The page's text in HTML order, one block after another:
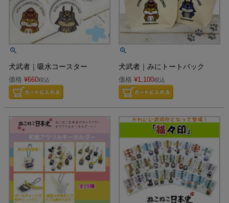
犬武者｜吸水コースター
価格 ¥660税込
犬武者｜みにトートバック
価格 ¥1,100税込